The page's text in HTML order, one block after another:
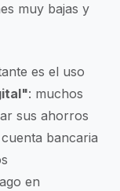
muy bajas y
es el uso
: muchos
sus ahorros
bancaria
en